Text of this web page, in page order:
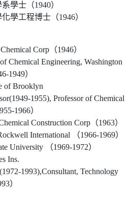
學士（1940）
學工程博士（1946）
Corp（1946）
Chemical Engineering, Washington
1949）
of Brooklyn
1955), Professor of Chemical
1966）
Construction Corp（1963）
International （1966-1969）
University （1969-1972）
Ins.
1993),Consultant, Technology
）